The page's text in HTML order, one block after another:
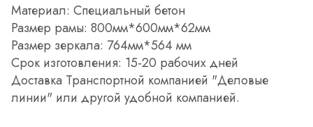
Материал: Специальный бетон
Размер рамы: 800мм*600мм*62мм
Размер зеркала: 764мм*564 мм
Срок изготовления: 15-20 рабочих дней
Доставка Транспортной компанией "Деловые
линии" или другой удобной компанией.